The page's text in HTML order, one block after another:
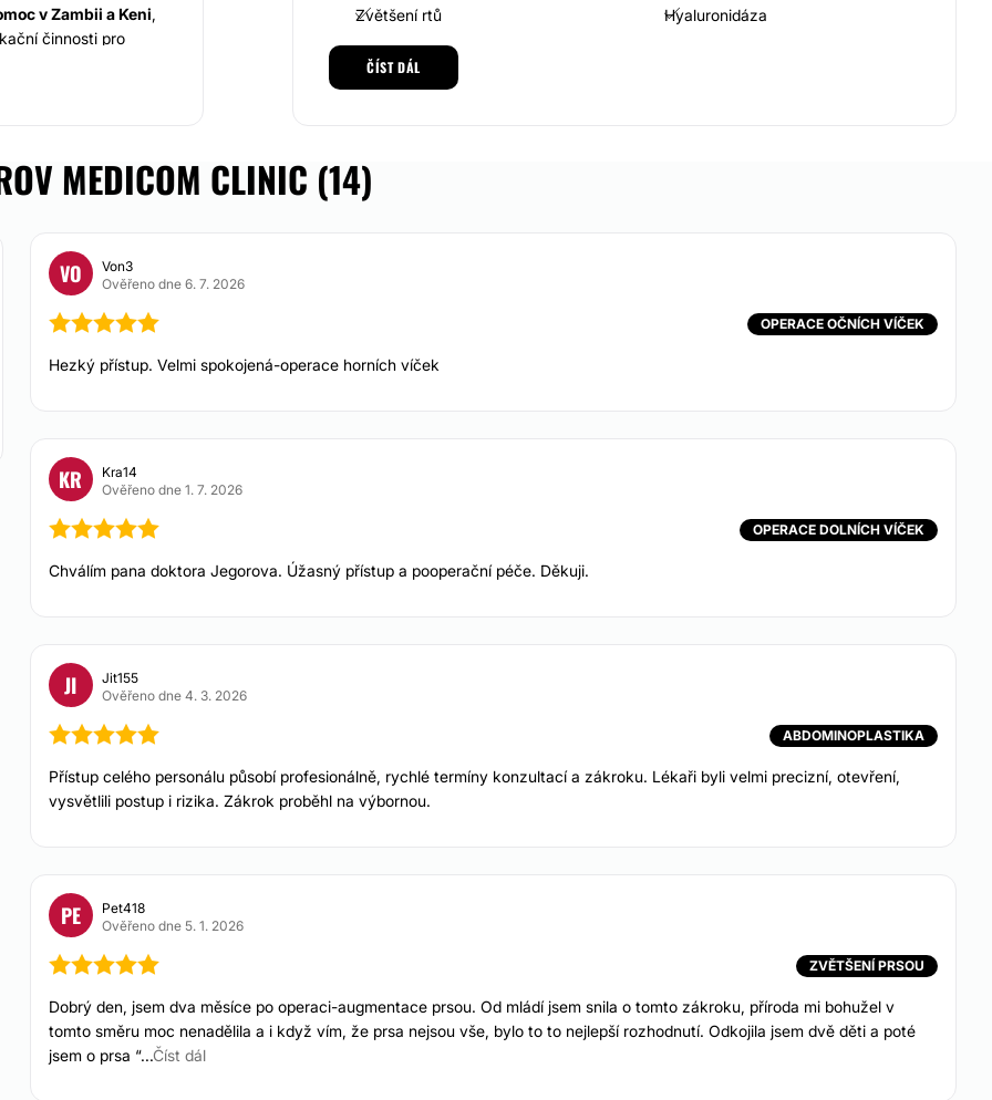
v Zambii a Keni,
činnosti pro
či Fakultní
a plastické
lift a mnoho
s klientem.
všemi potřebnými
oboru to platí
je jeho maximální
Aktivně se zajímá o
s řadou
Zvětšení rtů Hyaluronidáza
Botulotoxin proti pocení
ČÍST DÁL
MEDICOM CLINIC (14)
VO
Von3
Ověřeno dne 6. 7. 2026
OPERACE OČNÍCH VÍČEK
Hezký přístup. Velmi spokojená-operace horních víček
KR
Kra14
Ověřeno dne 1. 7. 2026
OPERACE DOLNÍCH VÍČEK
Chválím pana doktora Jegorova. Úžasný přístup a pooperační péče. Děkuji.
JI
Jit155
Ověřeno dne 4. 3. 2026
ABDOMINOPLASTIKA
Přístup celého personálu působí profesionálně, rychlé termíny konzultací a zákroku. Lékaři byli velmi precizní, otevření,
vysvětlili postup i rizika. Zákrok proběhl na výbornou.
PE
Pet418
Ověřeno dne 5. 1. 2026
ZVĚTŠENÍ PRSOU
Dobrý den, jsem dva měsíce po operaci-augmentace prsou. Od mládí jsem snila o tomto zákroku, příroda mi bohužel v
tomto směru moc nenadělila a i když vím, že prsa nejsou vše, bylo to to nejlepší rozhodnutí. Odkojila jsem dvě děti a poté
jsem o prsa “...Číst dál